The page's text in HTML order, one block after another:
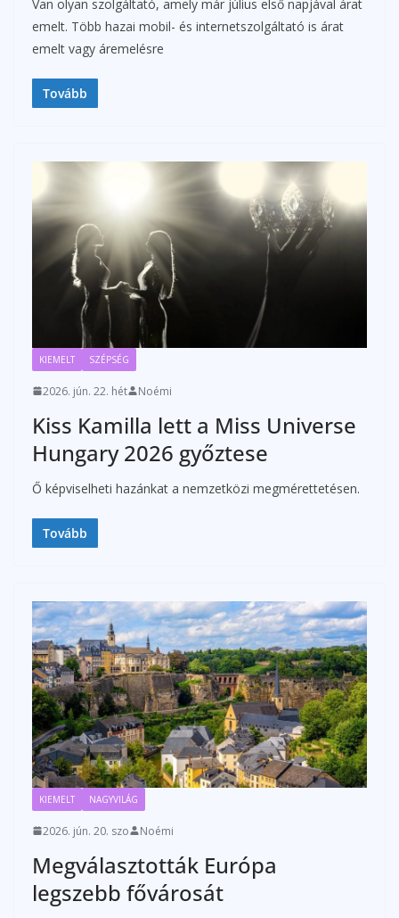
Van olyan szolgáltató, amely már július első napjával árat
emelt. Több hazai mobil- és internetszolgáltató is árat
emelt vagy áremelésre
Tovább
KIEMELT SZÉPSÉG
2026. jún. 22. hét Noémi
Kiss Kamilla lett a Miss Universe
Hungary 2026 győztese
Ő képviselheti hazánkat a nemzetközi megmérettetésen.
Tovább
KIEMELT NAGYVILÁG
2026. jún. 20. szo Noémi
Megválasztották Európa
legszebb fővárosát